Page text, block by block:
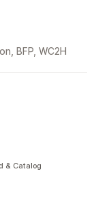
BFP, WC2H
& Catalog